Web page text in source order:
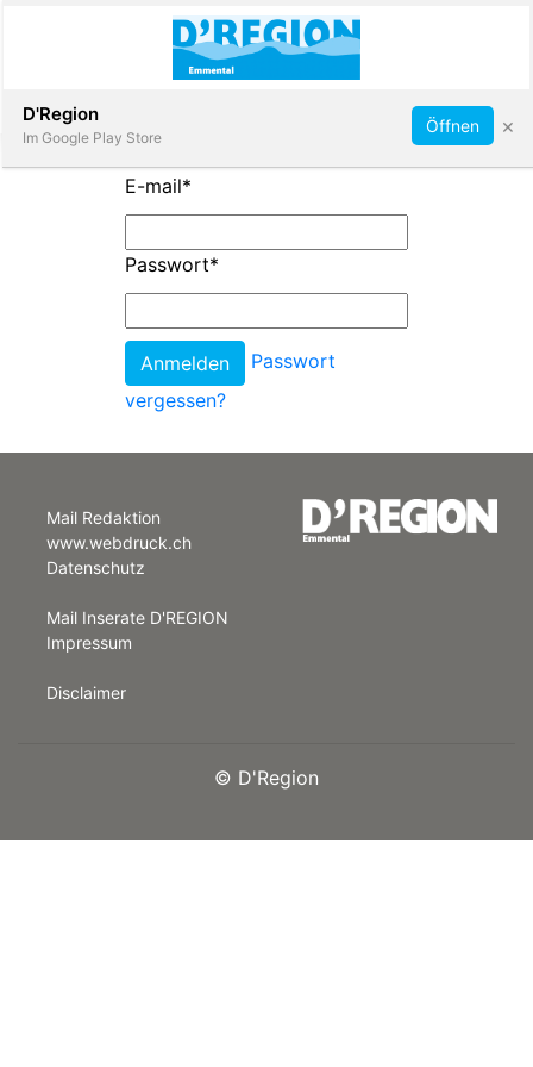
App
Abonnieren
E-mail*
Passwort*
Passwort
vergessen?
Mail Redaktion
www.webdruck.ch
Datenschutz
Mail Inserate D'REGION
Impressum
Disclaimer
© D'Region
D'Region
Im Google Play Store
Öffnen ×